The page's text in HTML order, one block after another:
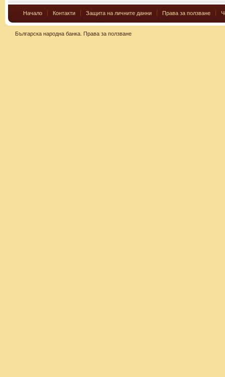
Начало Контакти Защита на личните данни Права за ползване
Българска народна банка. Права за ползване